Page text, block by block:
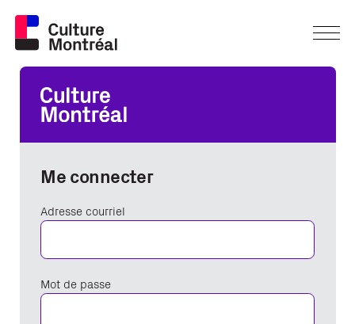
Me connecter
Adresse courriel
Mot de passe